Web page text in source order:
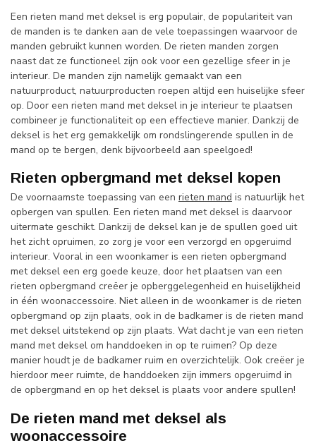
Een rieten mand met deksel is erg populair, de populariteit van
de manden is te danken aan de vele toepassingen waarvoor de
manden gebruikt kunnen worden. De rieten manden zorgen
naast dat ze functioneel zijn ook voor een gezellige sfeer in je
interieur. De manden zijn namelijk gemaakt van een
natuurproduct, natuurproducten roepen altijd een huiselijke sfeer
op. Door een rieten mand met deksel in je interieur te plaatsen
combineer je functionaliteit op een effectieve manier. Dankzij de
deksel is het erg gemakkelijk om rondslingerende spullen in de
mand op te bergen, denk bijvoorbeeld aan speelgoed!
Rieten opbergmand met deksel kopen
De voornaamste toepassing van een rieten mand is natuurlijk het
opbergen van spullen. Een rieten mand met deksel is daarvoor
uitermate geschikt. Dankzij de deksel kan je de spullen goed uit
het zicht opruimen, zo zorg je voor een verzorgd en opgeruimd
interieur. Vooral in een woonkamer is een rieten opbergmand
met deksel een erg goede keuze, door het plaatsen van een
rieten opbergmand creëer je opberggelegenheid en huiselijkheid
in één woonaccessoire. Niet alleen in de woonkamer is de rieten
opbergmand op zijn plaats, ook in de badkamer is de rieten mand
met deksel uitstekend op zijn plaats. Wat dacht je van een rieten
mand met deksel om handdoeken in op te ruimen? Op deze
manier houdt je de badkamer ruim en overzichtelijk. Ook creëer je
hierdoor meer ruimte, de handdoeken zijn immers opgeruimd in
de opbergmand en op het deksel is plaats voor andere spullen!
De rieten mand met deksel als
woonaccessoire